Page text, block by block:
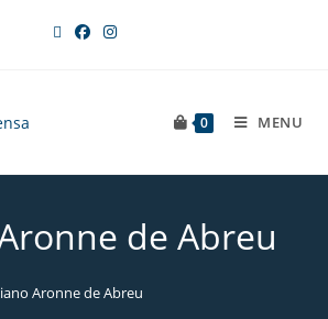
0 MENU
de Abreu
Aronne de Abreu